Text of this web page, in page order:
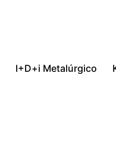
I+D+i Metalúrgico